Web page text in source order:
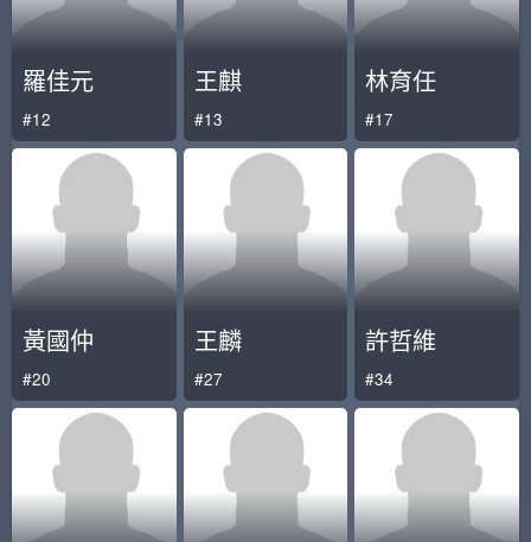
羅佳元
#12
王麒
#13
林育任
#17
黃國仲
#20
王麟
#27
許哲維
#34